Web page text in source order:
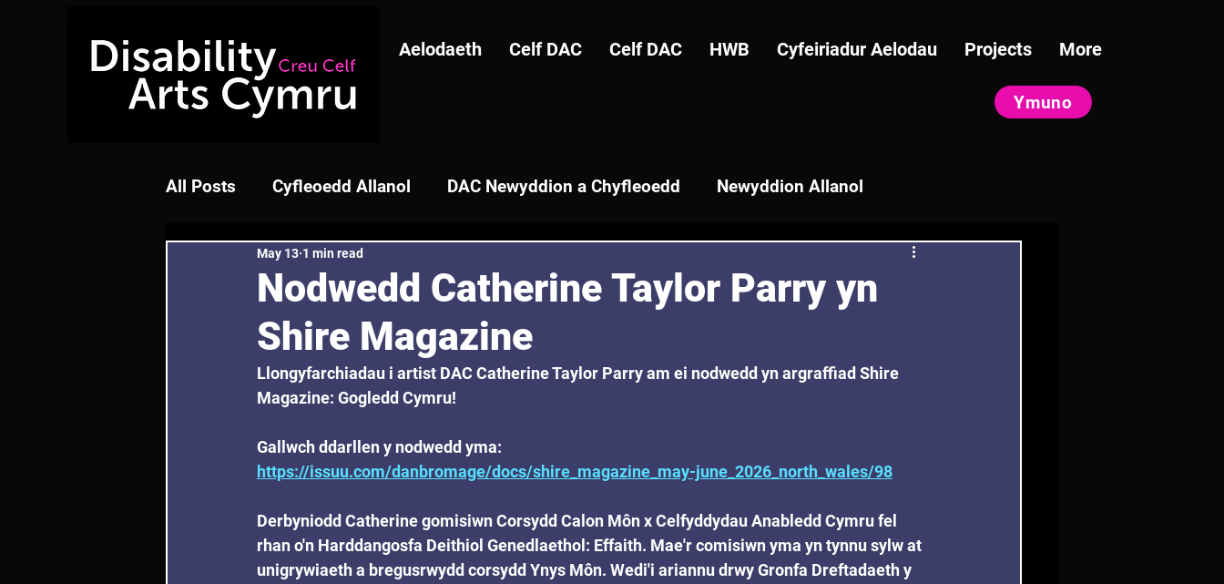
Aelodaeth Celf DAC Celf DAC HWB Cyfeiriadur Aelodau Projects More
Ymuno
All Posts Cyfleoedd Allanol DAC Newyddion a Chyfleoedd Newyddion Allanol
Nodwedd Catherine Taylor Parry yn
Shire Magazine
May 13 1 min read
Llongyfarchiadau i artist DAC Catherine Taylor Parry am ei nodwedd yn argraffiad Shire
Magazine: Gogledd Cymru!
Gallwch ddarllen y nodwedd yma:
https://issuu.com/danbromage/docs/shire_magazine_may-june_2026_north_wales/98
Derbyniodd Catherine gomisiwn Corsydd Calon Môn x Celfyddydau Anabledd Cymru fel
rhan o'n Harddangosfa Deithiol Genedlaethol: Effaith. Mae'r comisiwn yma yn tynnu sylw at
unigrywiaeth a bregusrwydd corsydd Ynys Môn. Wedi'i ariannu drwy Gronfa Dreftadaeth y